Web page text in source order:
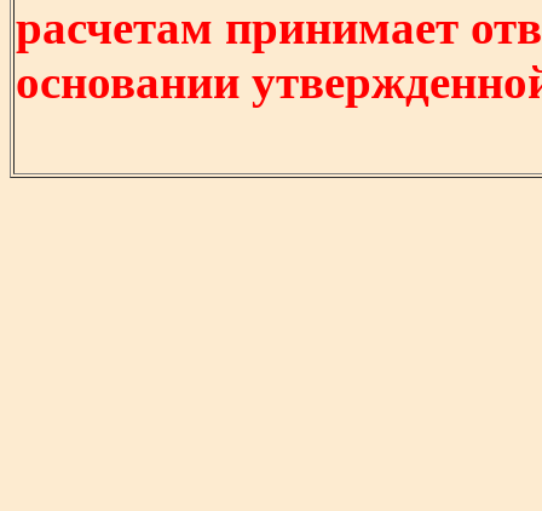
расчетам принимает
основании